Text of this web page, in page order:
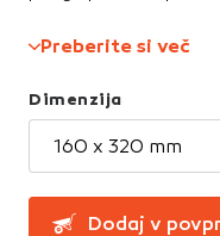
Montažna lepila
Sidrne mase
Tesnilne mase
Preberite si več
Dimenzija
160 x 320 mm
Dodaj v
Partnerska
Pri delu uporabljajo
brskalnika in naprave.